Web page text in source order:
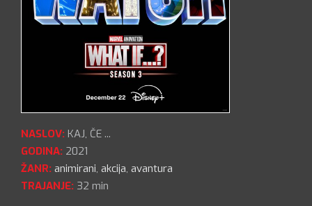
NASLOV: KAJ, ČE ...
GODINA: 2021
ŽANR: animirani, akcija, avantura
TRAJANJE: 32 min